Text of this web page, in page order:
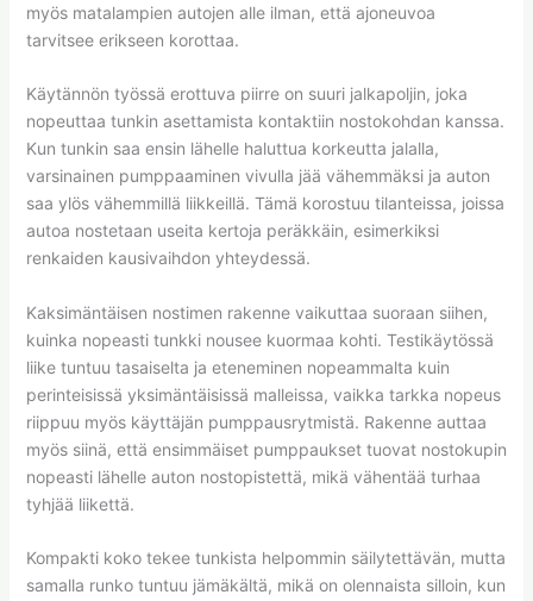
myös matalampien autojen alle ilman, että ajoneuvoa
tarvitsee erikseen korottaa.
Käytännön työssä erottuva piirre on suuri jalkapoljin, joka
nopeuttaa tunkin asettamista kontaktiin nostokohdan kanssa.
Kun tunkin saa ensin lähelle haluttua korkeutta jalalla,
varsinainen pumppaaminen vivulla jää vähemmäksi ja auton
saa ylös vähemmillä liikkeillä. Tämä korostuu tilanteissa, joissa
autoa nostetaan useita kertoja peräkkäin, esimerkiksi
renkaiden kausivaihdon yhteydessä.
Kaksimäntäisen nostimen rakenne vaikuttaa suoraan siihen,
kuinka nopeasti tunkki nousee kuormaa kohti. Testikäytössä
liike tuntuu tasaiselta ja eteneminen nopeammalta kuin
perinteisissä yksimäntäisissä malleissa, vaikka tarkka nopeus
riippuu myös käyttäjän pumppausrytmistä. Rakenne auttaa
myös siinä, että ensimmäiset pumppaukset tuovat nostokupin
nopeasti lähelle auton nostopistettä, mikä vähentää turhaa
tyhjää liikettä.
Kompakti koko tekee tunkista helpommin säilytettävän, mutta
samalla runko tuntuu jämäkältä, mikä on olennaista silloin, kun